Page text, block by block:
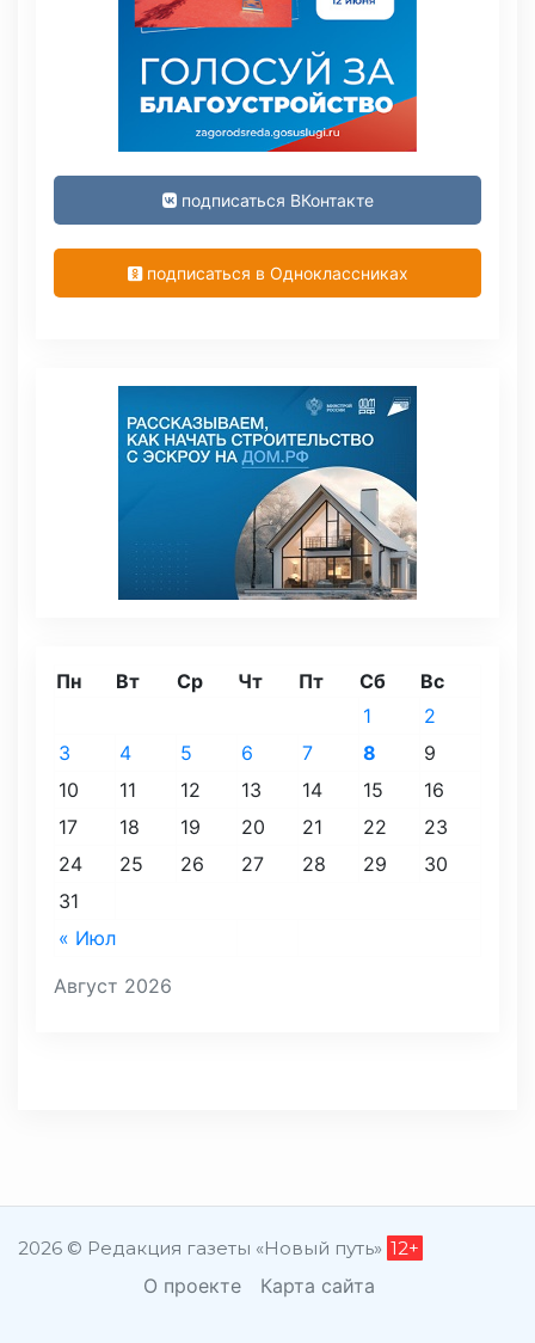
подписаться ВКонтакте
подписаться в Одноклассниках
Август 2026
Пн Вт Ср Чт Пт Сб Вс
« Июл
1
2
3
4 5 6 7 8
9
10
11 12 13 14 15
16
17
18 19 20 21 22
23
24
25 26 27 28 29
30
31
2026 © Редакция газеты «Новый путь» 12+
О проекте Карта сайта